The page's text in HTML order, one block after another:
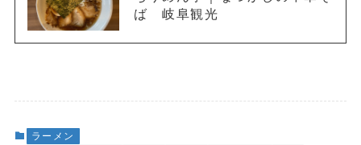
ば 岐阜観光
ラーメン